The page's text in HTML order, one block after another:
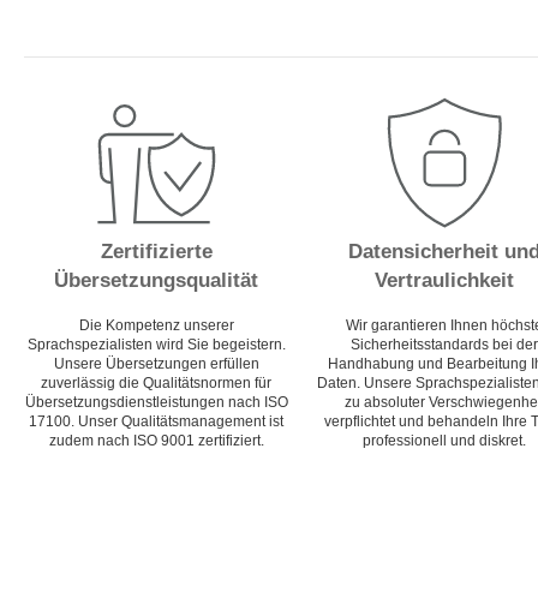
Zertifizierte
Übersetzungsqualität
Die Kompetenz unserer
Sprachspezialisten wird Sie begeistern.
Unsere Übersetzungen erfüllen
zuverlässig die Qualitätsnormen für
Übersetzungsdienstleistungen nach ISO
17100. Unser Qualitätsmanagement ist
zudem nach ISO 9001 zertifiziert.
Datensicherheit
Vertraulichkeit
Wir garantieren Ihnen
Sicherheitsstandards bei der
Handhabung und Bearbeitung
Daten. Unsere
zu absoluter
verpflichtet und behandeln Ihre
professionell und diskret.